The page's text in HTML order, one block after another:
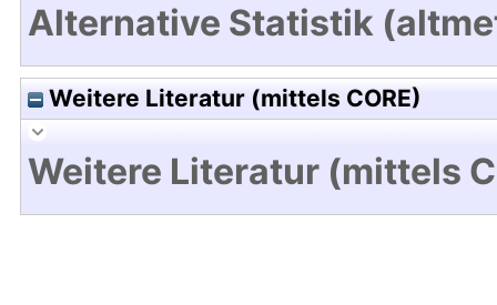
Alternative Statistik
Weitere Literatur (mittels CORE)
Weitere Literatur (mittels